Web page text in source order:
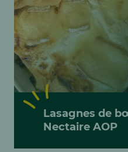
Lasagnes de
Nectaire AOP